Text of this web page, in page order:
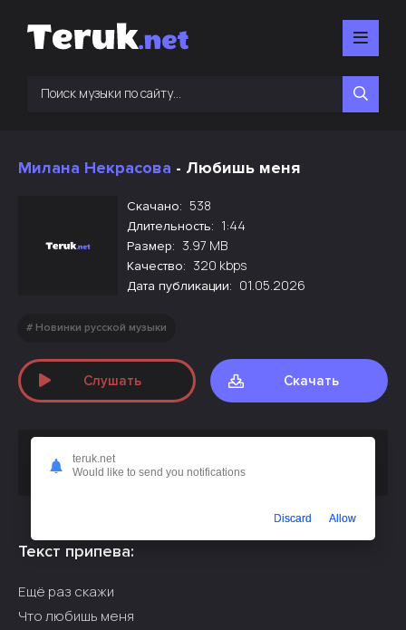
Милана Некрасова - Любишь меня
Скачано: 538
Длительность: 1:44
Размер: 3.97 MB
Качество: 320 kbps
Дата публикации: 01.05.2026
Новинки русской музыки
Слушать Скачать
Скачать песню
слушать бесплатно
Текст припева:
Ещё раз скажи
Что любишь меня
teruk.net
Would like to send you notifications
Discard Allow